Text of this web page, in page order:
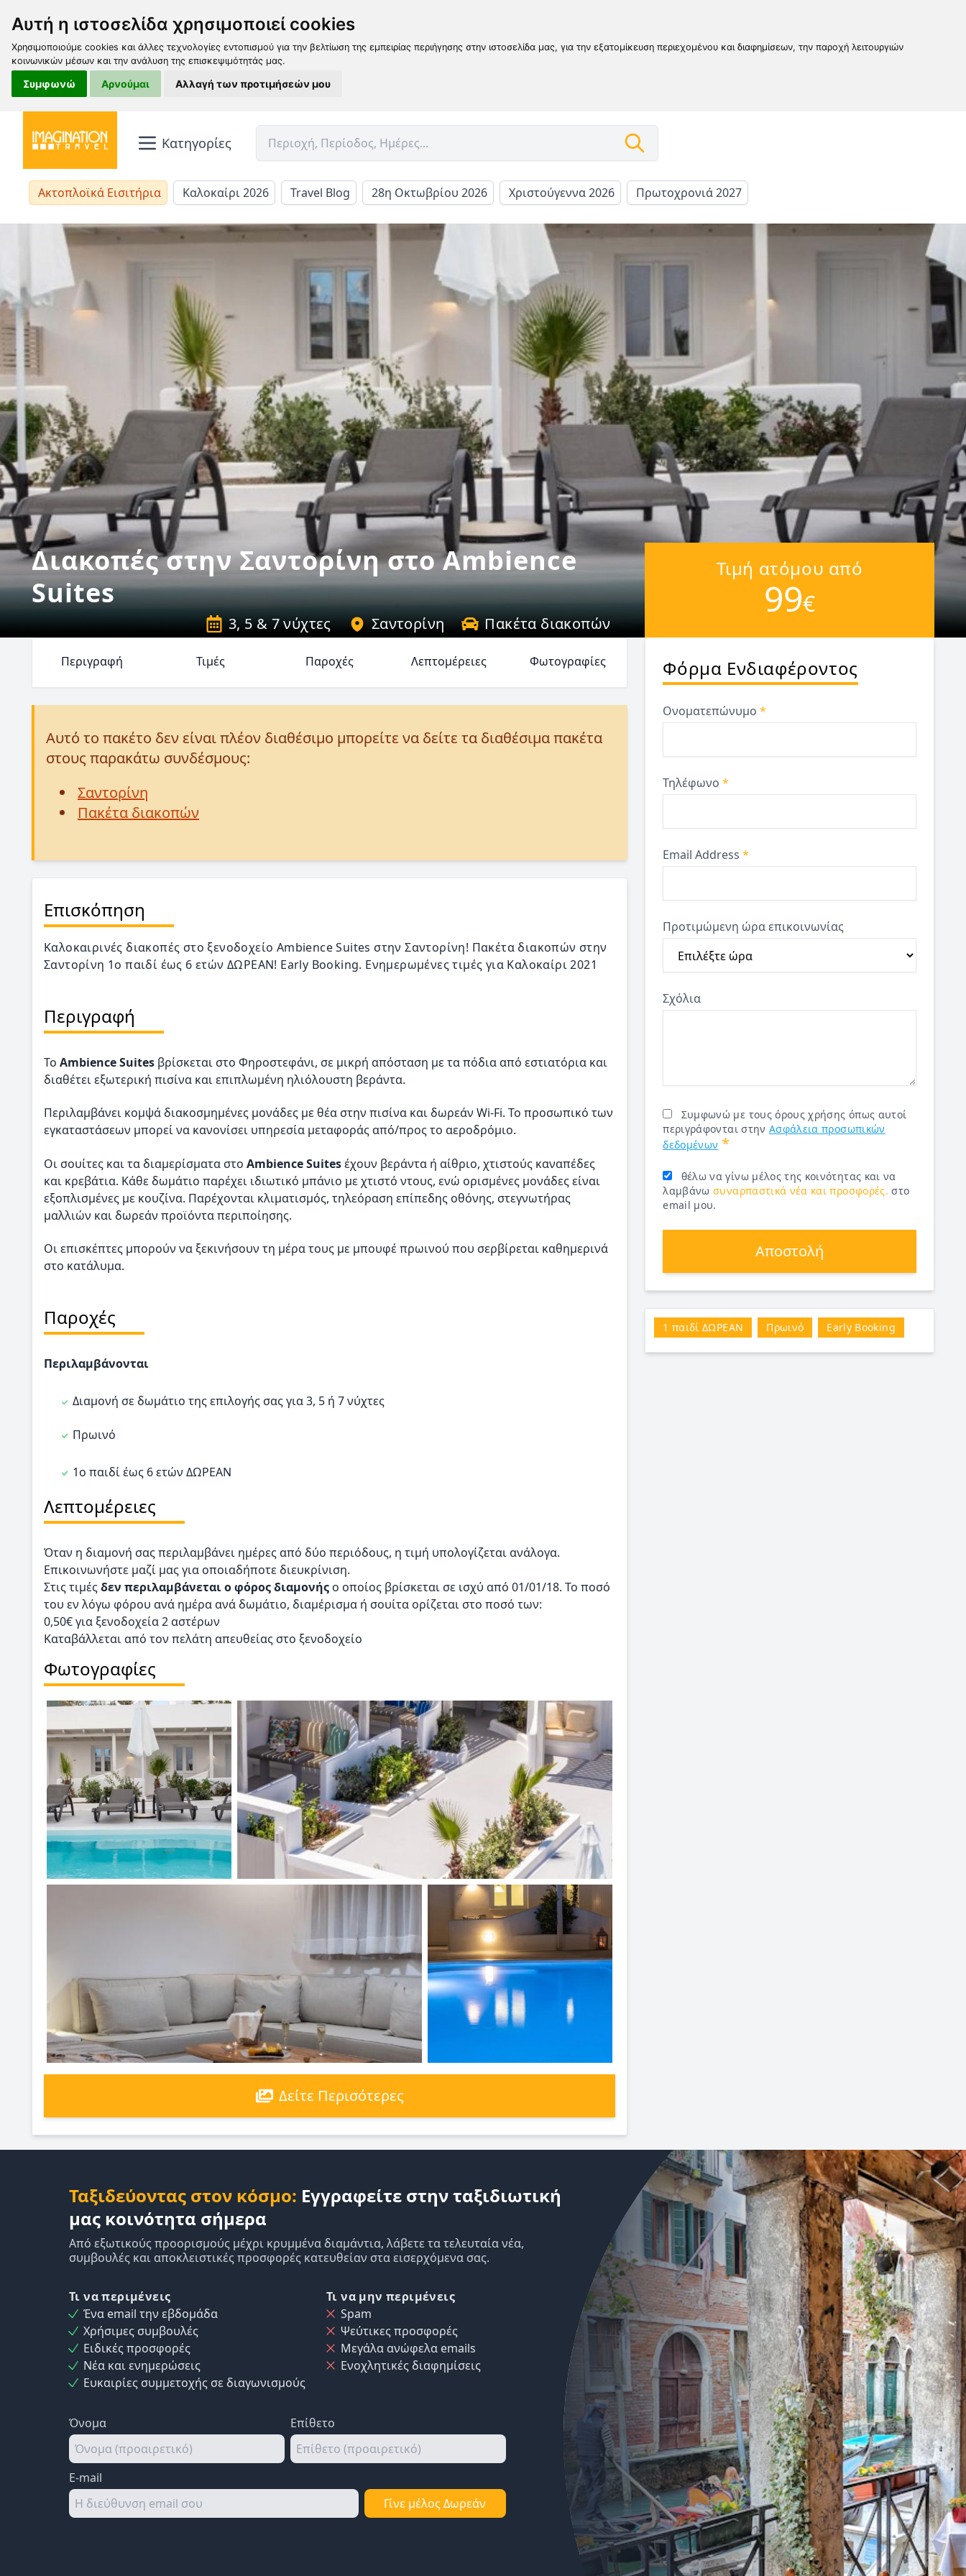
Αυτή η ιστοσελίδα χρησιμοποιεί cookies
Χρησιμοποιούμε cookies και άλλες τεχνολογίες εντοπισμού για την βελτίωση της εμπειρίας περιήγησης στην ιστοσελίδα μας, για την εξατομίκευση περιεχομένου και διαφημίσεων, την παροχή λειτουργιών
κοινωνικών μέσων και την ανάλυση της επισκεψιμότητάς μας.
Συμφωνώ Αρνούμαι Αλλαγή των προτιμήσεών μου
Κατηγορίες
Ακτοπλοϊκά Εισιτήρια Καλοκαίρι 2026 Travel Blog 28η Οκτωβρίου 2026 Χριστούγεννα 2026 Πρωτοχρονιά 2027
Διακοπές στην Σαντορίνη στο Ambience
Suites
3, 5 & 7 νύχτες Σαντορίνη Πακέτα διακοπών
Τιμή ατόμου από
99€
Περιγραφή Τιμές Παροχές Λεπτομέρειες Φωτογραφίες
Αυτό το πακέτο δεν είναι πλέον διαθέσιμο μπορείτε να δείτε τα διαθέσιμα πακέτα
στους παρακάτω συνδέσμους:
Σαντορίνη
Πακέτα διακοπών
Επισκόπηση
Καλοκαιρινές διακοπές στο ξενοδοχείο Ambience Suites στην Σαντορίνη! Πακέτα διακοπών στην
Σαντορίνη 1ο παιδί έως 6 ετών ΔΩΡΕΑΝ! Early Booking. Ενημερωμένες τιμές για Καλοκαίρι 2021
Περιγραφή
Το Ambience Suites βρίσκεται στο Φηροστεφάνι, σε μικρή απόσταση με τα πόδια από εστιατόρια και
διαθέτει εξωτερική πισίνα και επιπλωμένη ηλιόλουστη βεράντα.
Περιλαμβάνει κομψά διακοσμημένες μονάδες με θέα στην πισίνα και δωρεάν Wi-Fi. Το προσωπικό των
εγκαταστάσεων μπορεί να κανονίσει υπηρεσία μεταφοράς από/προς το αεροδρόμιο.
Οι σουίτες και τα διαμερίσματα στο Ambience Suitesέχουν βεράντα ή αίθριο, χτιστούς καναπέδες
και κρεβάτια. Κάθε δωμάτιο παρέχει ιδιωτικό μπάνιο με χτιστό ντους, ενώ ορισμένες μονάδες είναι
εξοπλισμένες με κουζίνα. Παρέχονται κλιματισμός, τηλεόραση επίπεδης οθόνης, στεγνωτήρας
μαλλιών και δωρεάν προϊόντα περιποίησης.
Οι επισκέπτες μπορούν να ξεκινήσουν τη μέρα τους με μπουφέ πρωινού που σερβίρεται καθημερινά
στο κατάλυμα.
Παροχές
Περιλαμβάνονται
Διαμονή σε δωμάτιο της επιλογής σας για 3, 5 ή 7 νύχτες
Πρωινό
1ο παιδί έως 6 ετών ΔΩΡΕΑΝ
Λεπτομέρειες
Όταν η διαμονή σας περιλαμβάνει ημέρες από δύο περιόδους, η τιμή υπολογίζεται ανάλογα.
Επικοινωνήστε μαζί μας για οποιαδήποτε διευκρίνιση.
Στις τιμέςδεν περιλαμβάνεται ο φόρος διαμονής ο οποίος βρίσκεται σε ισχύ από 01/01/18. Το ποσό
του εν λόγω φόρου ανά ημέρα ανά δωμάτιο, διαμέρισμα ή σουίτα ορίζεται στο ποσό των:
0,50€ για ξενοδοχεία 2 αστέρων
Καταβάλλεται από τον πελάτη απευθείας στο ξενοδοχείο
Φωτογραφίες
Δείτε Περισότερες
Φόρμα Ενδιαφέροντος
Ονοματεπώνυμο*
Τηλέφωνο*
Email Address*
Προτιμώμενη ώρα επικοινωνίας
Σχόλια
Συμφωνώ με τους όρους χρήσης όπως αυτοί
περιγράφονται στην Ασφάλεια προσωπικών
δεδομένων *
θέλω να γίνω μέλος της κοινότητας και να
λαμβάνωσυναρπαστικά νέα και προσφορές. στο
email μου.
Αποστολή
1 παιδί ΔΩΡΕΑΝ Πρωινό Early Booking
Ταξιδεύοντας στον κόσμο: Εγγραφείτε στην ταξιδιωτική
μας κοινότητα σήμερα
Από εξωτικούς προορισμούς μέχρι κρυμμένα διαμάντια, λάβετε τα τελευταία νέα,
συμβουλές και αποκλειστικές προσφορές κατευθείαν στα εισερχόμενα σας.
Τι να περιμένεις
Ένα email την εβδομάδα
Χρήσιμες συμβουλές
Ειδικές προσφορές
Νέα και ενημερώσεις
Ευκαιρίες συμμετοχής σε διαγωνισμούς
Τι να μην περιμένεις
Spam
Ψεύτικες προσφορές
Μεγάλα ανώφελα emails
Ενοχλητικές διαφημίσεις
Όνομα Επίθετο
E-mail
Γίνε μέλος Δωρεάν